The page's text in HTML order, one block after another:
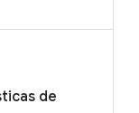
de